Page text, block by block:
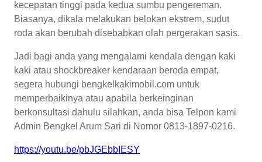
kecepatan tinggi pada kedua sumbu pengereman.
Biasanya, dikala melakukan belokan ekstrem, sudut
roda akan berubah disebabkan olah pergerakan sasis.
Jadi bagi anda yang mengalami kendala dengan kaki
kaki atau shockbreaker kendaraan beroda empat,
segera hubungi bengkelkakimobil.com untuk
memperbaikinya atau apabila berkeinginan
berkonsultasi dahulu silahkan, anda bisa Telpon kami
Admin Bengkel Arum Sari di Nomor 0813-1897-0216.
https://youtu.be/pbJGEbbIESY